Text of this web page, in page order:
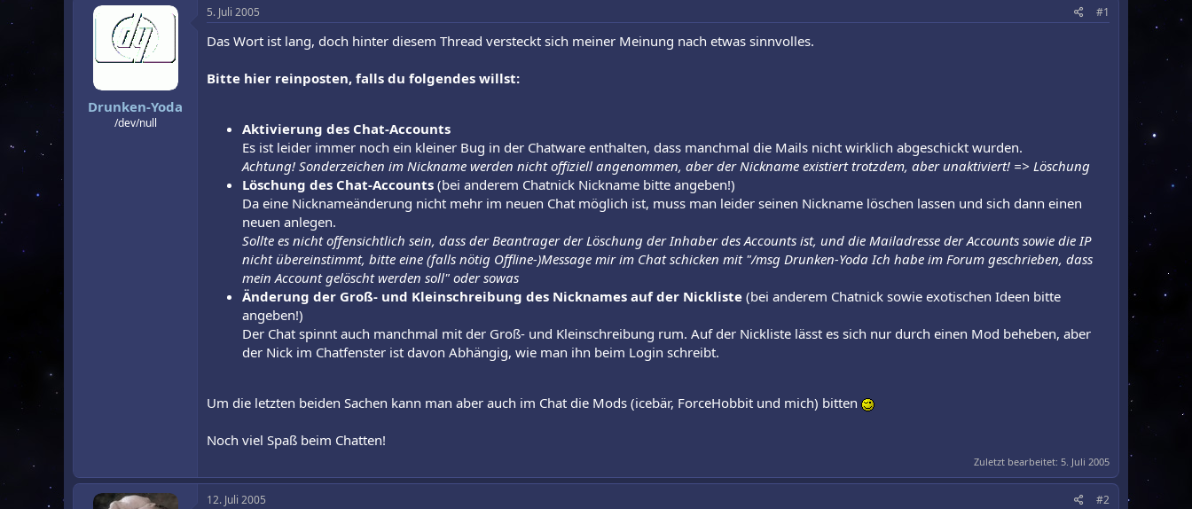
Drunken-Yoda
/dev/null
5. Juli 2005 #1
Das Wort ist lang, doch hinter diesem Thread versteckt sich meiner Meinung nach etwas sinnvolles.
Bitte hier reinposten, falls du folgendes willst:
Aktivierung des Chat-Accounts
Es ist leider immer noch ein kleiner Bug in der Chatware enthalten, dass manchmal die Mails nicht wirklich abgeschickt wurden.
Achtung! Sonderzeichen im Nickname werden nicht offiziell angenommen, aber der Nickname existiert trotzdem, aber unaktiviert! => Löschung
Löschung des Chat-Accounts (bei anderem Chatnick Nickname bitte angeben!)
Da eine Nicknameänderung nicht mehr im neuen Chat möglich ist, muss man leider seinen Nickname löschen lassen und sich dann einen
neuen anlegen.
Sollte es nicht offensichtlich sein, dass der Beantrager der Löschung der Inhaber des Accounts ist, und die Mailadresse der Accounts sowie die IP
nicht übereinstimmt, bitte eine (falls nötig Offline-)Message mir im Chat schicken mit "/msg Drunken-Yoda Ich habe im Forum geschrieben, dass
mein Account gelöscht werden soll" oder sowas
Änderung der Groß- und Kleinschreibung des Nicknames auf der Nickliste (bei anderem Chatnick sowie exotischen Ideen bitte
angeben!)
Der Chat spinnt auch manchmal mit der Groß- und Kleinschreibung rum. Auf der Nickliste lässt es sich nur durch einen Mod beheben, aber
der Nick im Chatfenster ist davon Abhängig, wie man ihn beim Login schreibt.
Um die letzten beiden Sachen kann man aber auch im Chat die Mods (icebär, ForceHobbit und mich) bitten
Noch viel Spaß beim Chatten!
Zuletzt bearbeitet: 5. Juli 2005
12. Juli 2005 #2